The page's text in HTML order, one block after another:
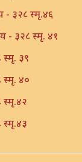
- ३२८ स्मृ.४६
- ३२८ स्मृ. ४१
स्मृ. ३९
स्मृ. ४०
स्मृ.४२
स्मृ.४३